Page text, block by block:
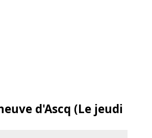
d'Ascq (Le jeudi